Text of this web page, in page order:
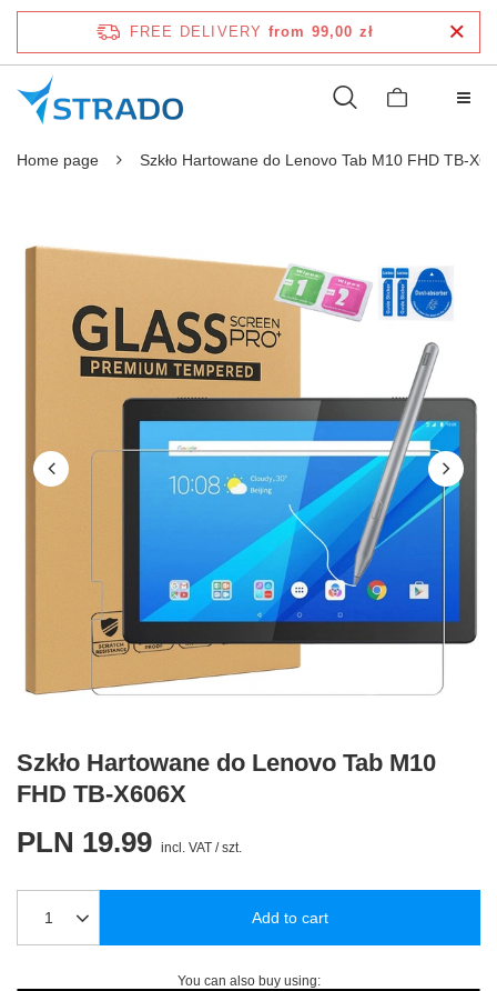
FREE DELIVERY from 99,00 zł
Home page Szkło Hartowane do Lenovo Tab M10 FHD TB-
Szkło Hartowane do Lenovo Tab M10
FHD TB-X606X
PLN 19.99 incl. VAT /szt.
Add to cart
You can also buy using: